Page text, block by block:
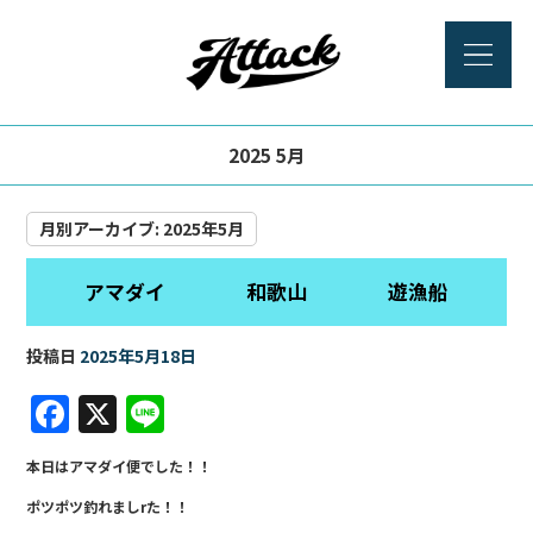
2025 5月
月別アーカイブ: 2025年5月
アマダイ 和歌山 遊漁船
投稿日 2025年5月18日
F
a
c
X
n
e
本日はアマダイ便でした！！
ポツポツ釣れましrた！！